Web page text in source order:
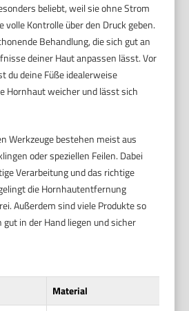
beliebt, weil sie ohne Strom
volle Kontrolle über den Druck geben.
Behandlung, die sich gut an
deiner Haut anpassen lässt. Vor
du deine Füße idealerweise
Hornhaut weicher und lässt sich
Werkzeuge bestehen meist aus
oder speziellen Feilen. Dabei
Verarbeitung und das richtige
die Hornhautentfernung
Außerdem sind viele Produkte so
in der Hand liegen und sicher
Material